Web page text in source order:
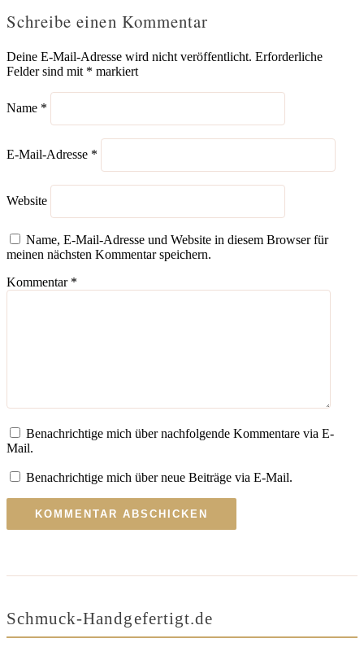
Schreibe einen Kommentar
Deine E-Mail-Adresse wird nicht veröffentlicht. Erforderliche
Felder sind mit * markiert
Name *
E-Mail-Adresse *
Website
Name, E-Mail-Adresse und Website in diesem Browser für
meinen nächsten Kommentar speichern.
Kommentar *
Benachrichtige mich über nachfolgende Kommentare via E-
Mail.
Benachrichtige mich über neue Beiträge via E-Mail.
Schmuck-Handgefertigt.de